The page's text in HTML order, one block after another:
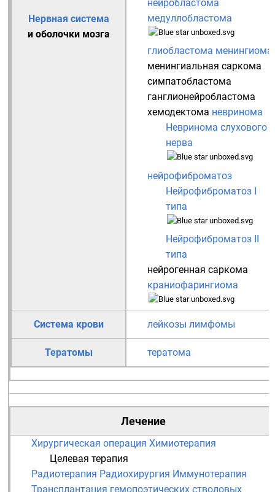
Нервная система
и оболочки мозга
нейробластома
медуллобластома
глиобластома менингиома
менингиальная саркома
симпатобластома
ганглионейробластома
хемодектома невринома
Невринома слухового
нерва
нейрофиброматоз
Нейрофиброматоз I
типа
Нейрофиброматоз II
типа
нейрогенная саркома
краниофарингиома
Система крови лейкозы лимфомы
Тератомы тератома
Лечение
Хирургическая операция Химиотерапия
Целевая терапия
Радиотерапия Радиохирургия Иммунотерапия
Трансплантация гемопоэтических стволовых